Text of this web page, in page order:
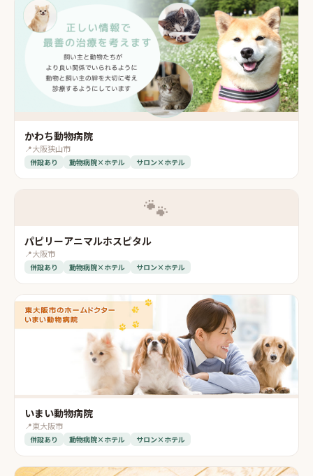
かわち動物病院
📍大阪狭山市
併設あり 動物病院×ホテル サロン×ホテル
🐾
パピリーアニマルホスピタル
📍大阪市
併設あり 動物病院×ホテル サロン×ホテル
いまい動物病院
📍東大阪市
併設あり 動物病院×ホテル サロン×ホテル